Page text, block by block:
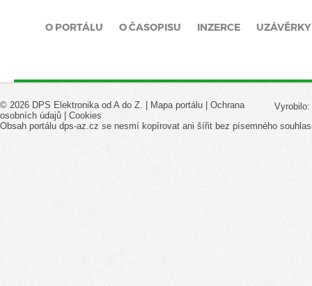
O PORTÁLU O ČASOPISU INZERCE UZÁVĚRKY
Vyrobilo:
© 2026 DPS Elektronika od A do Z. | Mapa portálu
Ochrana
osobních údajů
Cookies
Obsah portálu dps-az.cz se nesmí kopírovat ani šířit bez písemného